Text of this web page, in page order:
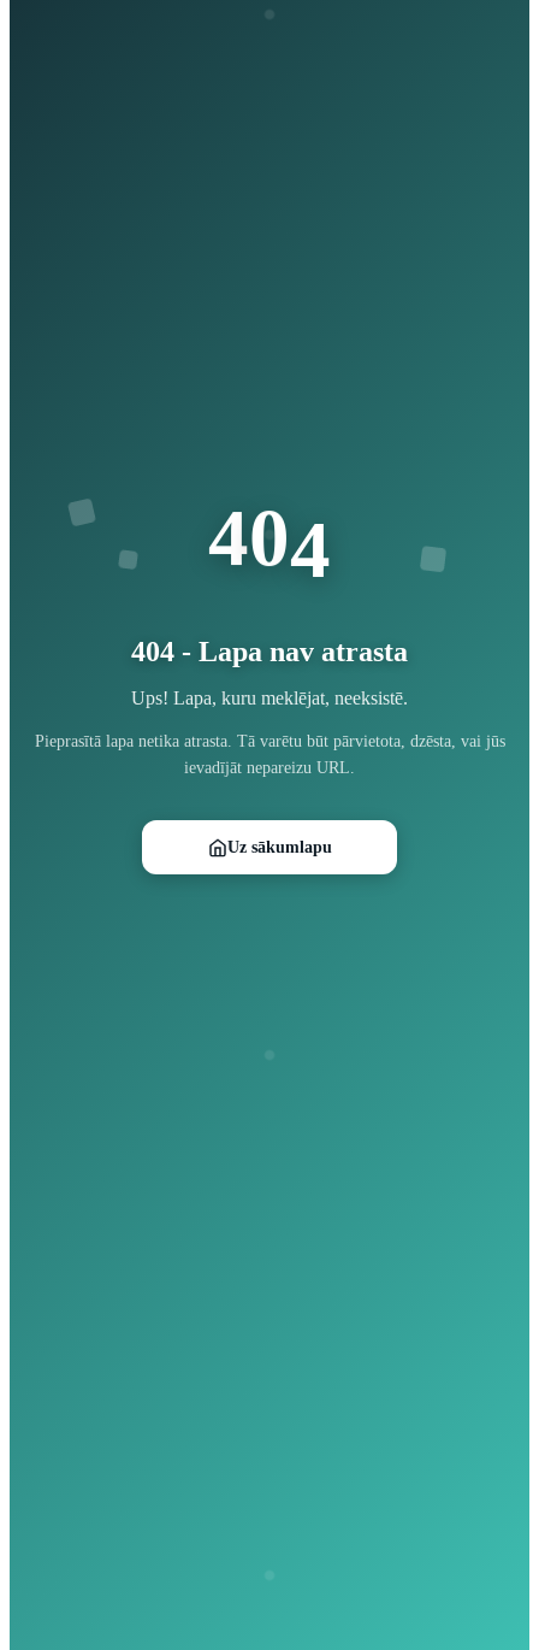
404
404 - Lapa nav atrasta
Ups! Lapa, kuru meklējat, neeksistē.
Pieprasītā lapa netika atrasta. Tā varētu būt pārvietota, dzēsta, vai jūs
ievadījāt nepareizu URL.
Uz sākumlapu